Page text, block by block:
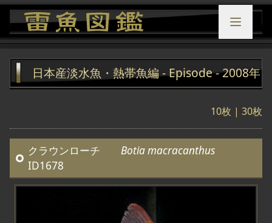
日本産淡水魚・熱帯魚編 - Episode - 2008年
10枚 | 30枚
クラウンローチ Botia macracanthus
ID1678